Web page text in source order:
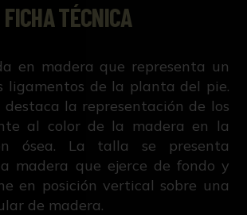
FICHA TÉCNICA
en madera que representa un
ligamentos de la planta del pie.
destaca la representación de los
al color de la madera en la
ósea. La talla se presenta
madera que ejerce de fondo y
en posición vertical sobre una
de madera.